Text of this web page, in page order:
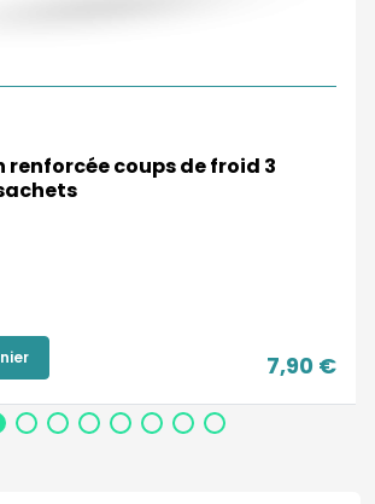
renforcée coups de froid 3
7,90 €